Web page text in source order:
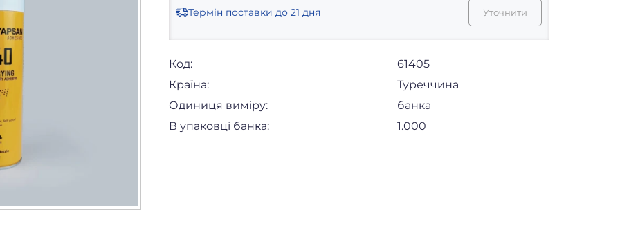
Термін поставки до 21 дня Уточнити
Код:
61405
Країна:
Туреччина
Одиниця виміру:
банка
В упаковці банка:
1.000